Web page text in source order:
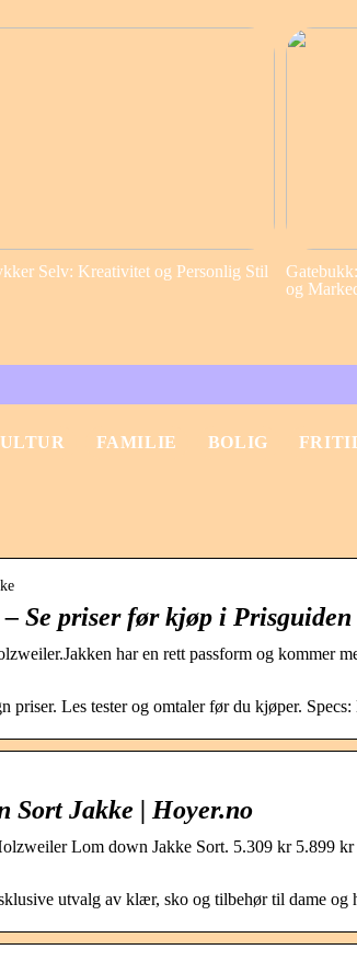
Selv: Kreativitet og Personlig Stil
og
FAMILIE BOLIG
Se priser før kjøp i Prisguiden
har en rett passform og kommer
priser. Les tester og omtaler før du kjøper. Specs:
Sort Jakke | Hoyer.no
Lom down Jakke Sort. 5.309 kr 5.899
utvalg av klær, sko og tilbehør til dame og